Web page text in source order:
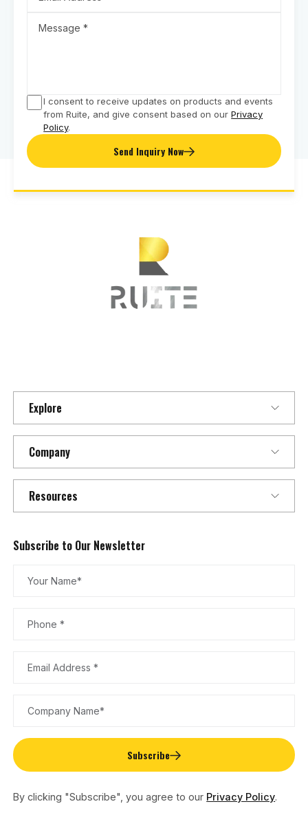
I consent to receive updates on products and events
from Ruite, and give consent based on ourPrivacy
Policy.
Send Inquiry Now
Explore
Company
Resources
Subscribe to Our Newsletter
Subscribe
By clicking "Subscribe", you agree to our Privacy Policy.